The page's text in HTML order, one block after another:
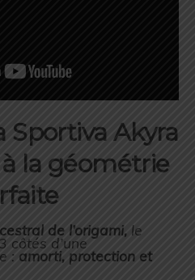
Sportiva Akyra
la géométrie
de l’origami, le
côtés d’une
: amorti, protection et